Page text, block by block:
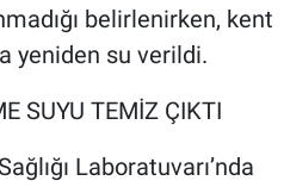
belirlenirken, kent
yeniden su verildi.
SUYU TEMİZ ÇIKTI
Laboratuvarı’nda